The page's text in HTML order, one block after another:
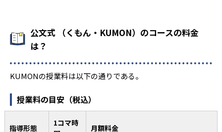
公文式 （くもん・KUMON）のコースの料金
は？
KUMONの授業料は以下の通りである。
授業料の目安（税込）
指導形態
1コマ時
月額料金